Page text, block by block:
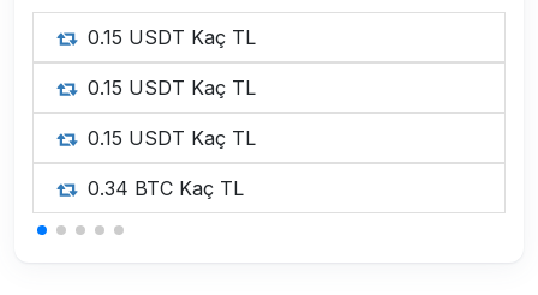
0.15 USDT Kaç TL
0.15 USDT Kaç TL
0.15 USDT Kaç TL
0.34 BTC Kaç TL